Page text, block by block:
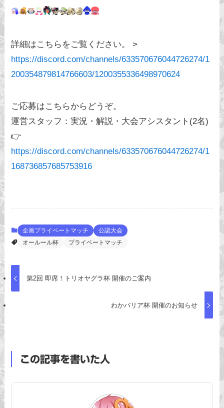
詳細はこちらをご覧ください。 >
https://discord.com/channels/633570676044726274/1
200354879814766603/1200355336498970624
ご応募はこちらからどうぞ。
運営スタッフ：実況・解説・大会アシスタント(2名)
👉
https://discord.com/channels/633570676044726274/1
168736857685753916
企画プライベートマッチ
公認大会
オールール杯
プライベートマッチ
第2回 即席！トリオヤグラ杯 開催のご案内
わかバリア杯 開催のお知らせ
この記事を書いた人